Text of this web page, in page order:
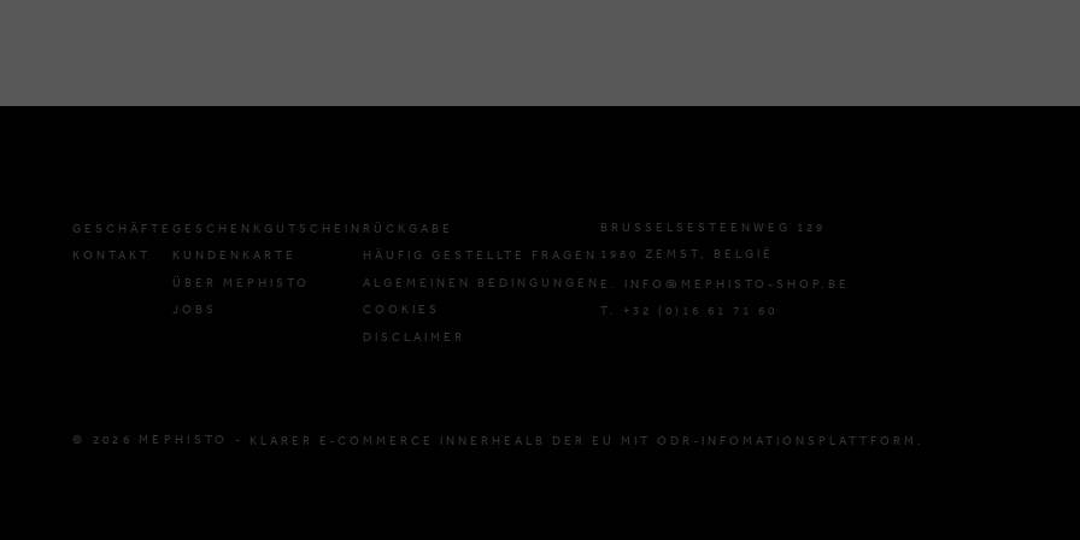
GESCHÄFTE
KONTAKT
GESCHENKGUTSCHEIN
KUNDENKARTE
ÜBER MEPHISTO
JOBS
RÜCKGABE
HÄUFIG GESTELLTE FRAGEN
ALGEMEINEN BEDINGUNGEN
COOKIES
DISCLAIMER
BRUSSELSESTEENWEG 129
1980 ZEMST, BELGIË
E. INFO@MEPHISTO-SHOP.BE
T. +32 (0)16 61 71 60
© 2026 MEPHISTO - KLARER E-COMMERCE INNERHEALB DER EU MIT ODR-INFOMATIONSPLATTFORM.